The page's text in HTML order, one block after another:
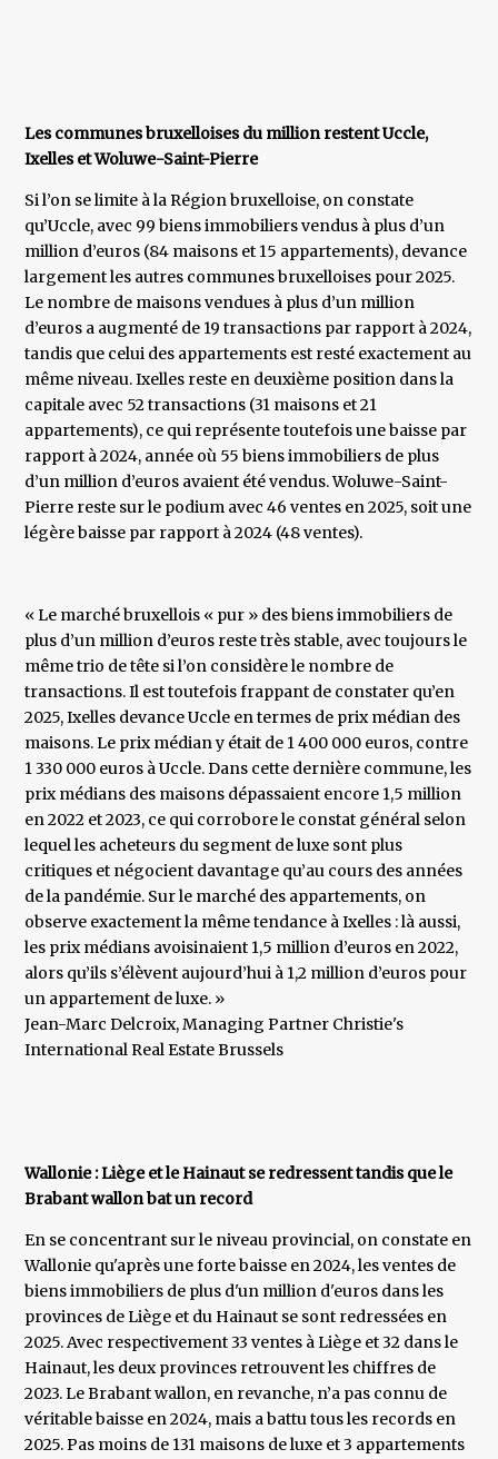
Les communes bruxelloises du million restent Uccle,
Ixelles et Woluwe-Saint-Pierre
Si l’on se limite à la Région bruxelloise, on constate
qu’Uccle, avec 99 biens immobiliers vendus à plus d’un
million d’euros (84 maisons et 15 appartements), devance
largement les autres communes bruxelloises pour 2025.
Le nombre de maisons vendues à plus d’un million
d’euros a augmenté de 19 transactions par rapport à 2024,
tandis que celui des appartements est resté exactement au
même niveau. Ixelles reste en deuxième position dans la
capitale avec 52 transactions (31 maisons et 21
appartements), ce qui représente toutefois une baisse par
rapport à 2024, année où 55 biens immobiliers de plus
d’un million d’euros avaient été vendus. Woluwe-Saint-
Pierre reste sur le podium avec 46 ventes en 2025, soit une
légère baisse par rapport à 2024 (48 ventes).
« Le marché bruxellois « pur » des biens immobiliers de
plus d’un million d’euros reste très stable, avec toujours le
même trio de tête si l’on considère le nombre de
transactions. Il est toutefois frappant de constater qu’en
2025, Ixelles devance Uccle en termes de prix médian des
maisons. Le prix médian y était de 1 400 000 euros, contre
1 330 000 euros à Uccle. Dans cette dernière commune, les
prix médians des maisons dépassaient encore 1,5 million
en 2022 et 2023, ce qui corrobore le constat général selon
lequel les acheteurs du segment de luxe sont plus
critiques et négocient davantage qu’au cours des années
de la pandémie. Sur le marché des appartements, on
observe exactement la même tendance à Ixelles : là aussi,
les prix médians avoisinaient 1,5 million d’euros en 2022,
alors qu’ils s’élèvent aujourd’hui à 1,2 million d’euros pour
un appartement de luxe. »
​Jean-Marc Delcroix, Managing Partner Christie's
International Real Estate Brussels
Wallonie : Liège et le Hainaut se redressent tandis que le
Brabant wallon bat un record
En se concentrant sur le niveau provincial, on constate en
Wallonie qu'après une forte baisse en 2024, les ventes de
biens immobiliers de plus d'un million d'euros dans les
provinces de Liège et du Hainaut se sont redressées en
2025. Avec respectivement 33 ventes à Liège et 32 dans le
Hainaut, les deux provinces retrouvent les chiffres de
2023. Le Brabant wallon, en revanche, n’a pas connu de
véritable baisse en 2024, mais a battu tous les records en
2025. Pas moins de 131 maisons de luxe et 3 appartements